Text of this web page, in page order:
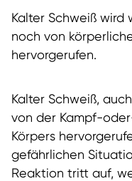
Kalter Schweiß wird
noch von
hervorgerufen.
Kalter Schweiß,
von der Kampf-
Körpers
gefährlichen
Reaktion tritt auf,